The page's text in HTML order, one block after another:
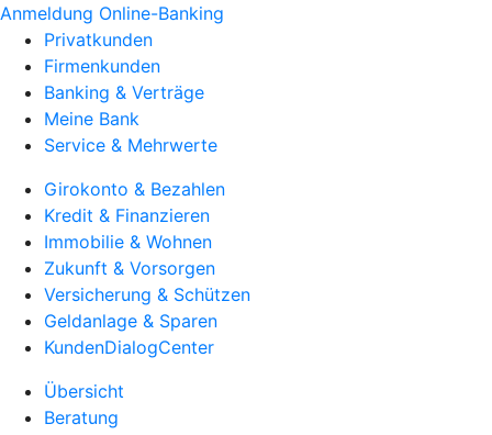
Anmeldung Online-Banking
Privatkunden
Firmenkunden
Banking & Verträge
Meine Bank
Service & Mehrwerte
Girokonto & Bezahlen
Kredit & Finanzieren
Immobilie & Wohnen
Zukunft & Vorsorgen
Versicherung & Schützen
Geldanlage & Sparen
KundenDialogCenter
Übersicht
Beratung